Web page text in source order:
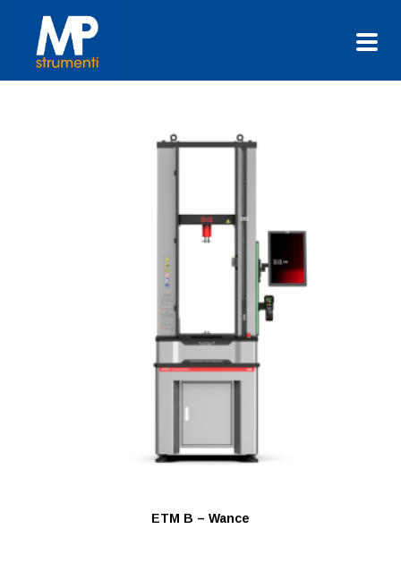
ETM B – Wance